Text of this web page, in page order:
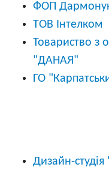
ФОП
ТОВ Інтелком
Товариство з
"ДАНАЯ"
ГО
Дизайн-